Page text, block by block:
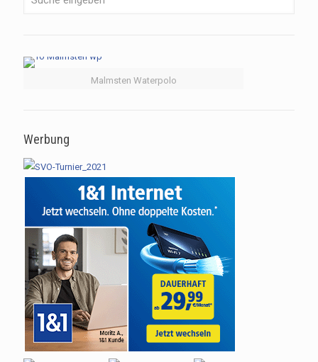
Malmsten Waterpolo
Werbung